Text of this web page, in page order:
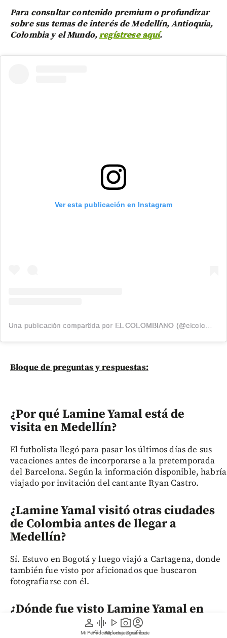
person
Mi Perfil
graphic_eq
Pódcast
play_arrow
Videos
photo_camera
Reportajes gráficos
account_circle
Suscríbete
Para consultar contenido premium o profundizar
sobre sus temas de interés de Medellín, Antioquia,
Colombia y el Mundo,regístrese aquí.
Ver esta publicación en Instagram
Una publicación compartida por EL COLOMBIANO (@elcolombiano_)
Bloque de preguntas y respuestas:
¿Por qué Lamine Yamal está de
visita en Medellín?
El futbolista llegó para pasar los últimos días de sus
vacaciones antes de incorporarse a la pretemporada
del Barcelona. Según la información disponible, habría
viajado por invitación del cantante Ryan Castro.
¿Lamine Yamal visitó otras ciudades
de Colombia antes de llegar a
Medellín?
Sí. Estuvo en Bogotá y luego viajó a Cartagena, donde
también fue visto por aficionados que buscaron
fotografiarse con él.
¿Dónde fue visto Lamine Yamal en